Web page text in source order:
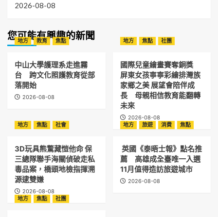
2026-08-08
您可能有興趣的新聞
地方 教育 焦點
中山大學護理系走進霧
台 跨文化照護教育從部
落開始
2026-08-08
地方 焦點 社團
國際兒童繪畫賽奪銅獎
屏東女孩寧寧彩繪排灣族
家鄉之美 展望會陪伴成
長 母親相信教育能翻轉
未來
2026-08-08
地方
焦點 社會
3D玩具熊驚藏愷他命 保
三總隊聯手海關偵破走私
毒品案，橋頭地檢指揮溯
源逮雙嫌
2026-08-08
地方 旅遊 消費 焦點
英國《泰晤士報》點名推
薦 高雄成全臺唯一入選
11月值得造訪旅遊城市
2026-08-08
地方 焦點 社團